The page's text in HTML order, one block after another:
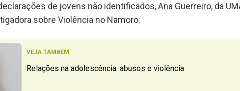
de jovens não identificados, Ana Guerreiro, da
sobre Violência no Namoro.
VEJA TAMBÉM
Relações na adolescência: abusos e violência